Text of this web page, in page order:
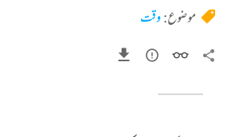
موضوع: وقت